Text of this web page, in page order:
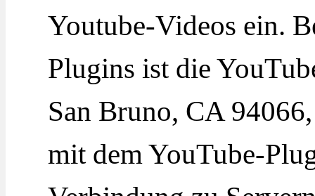
Youtube-Videos ein.
Plugins ist die
San Bruno, CA
mit dem YouTube-